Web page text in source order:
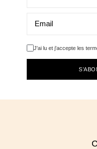
J'ai lu et j'accepte les